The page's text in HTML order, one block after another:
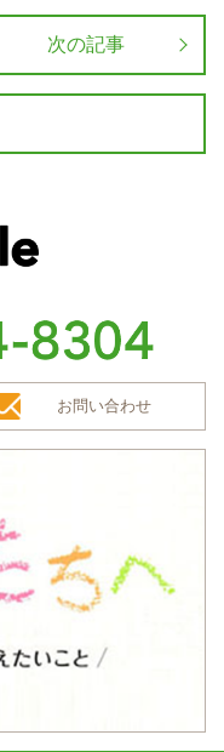
次の記事
お問い合わせ